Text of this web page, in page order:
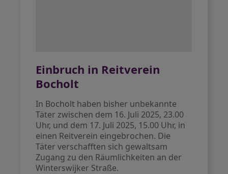
Einbruch in Reitverein
Bocholt
In Bocholt haben bisher unbekannte
Täter zwischen dem 16. Juli 2025, 23.00
Uhr, und dem 17. Juli 2025, 15.00 Uhr, in
einen Reitverein eingebrochen. Die
Täter verschafften sich gewaltsam
Zugang zu den Räumlichkeiten an der
Winterswijker Straße.